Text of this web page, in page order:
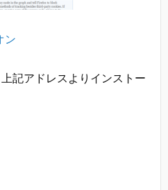
ン
記アドレスよりインストー